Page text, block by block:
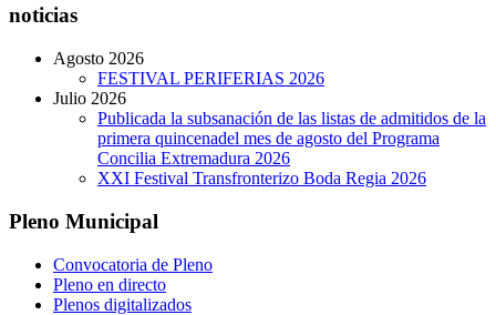
noticias
Agosto 2026
FESTIVAL PERIFERIAS 2026
Julio 2026
Publicada la subsanación de las listas de admitidos de la
primera quincenadel mes de agosto del Programa
Concilia Extremadura 2026
XXI Festival Transfronterizo Boda Regia 2026
Pleno Municipal
Convocatoria de Pleno
Pleno en directo
Plenos digitalizados